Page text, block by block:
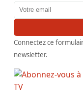
Adresse email
Connectez ce
newsletter.